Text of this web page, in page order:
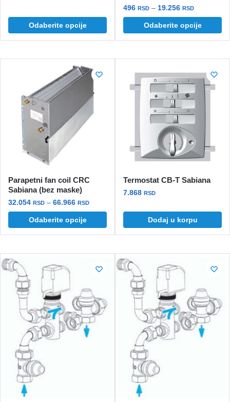
do
Odaberite opcije
proizvod
ima
više
izabrane
stranici
proizvoda.
496 RSD – 19.256 RSDRaspon
cena:
od
496 rsd
Odaberite opcije
više
varijanti.
Opcije
izabrane
stranici
proizvoda.
Parapetni fan coil CRC
Sabiana (bez maske)
32.054 RSD – 66.966 RSDRaspon
cena:
32.054 rsd
66.966 rsd
Odaberite opcije
više
varijanti.
Opcije
mogu
izabrane
stranici
proizvoda.
Termostat CB-T Sabiana
7.868 RSD
Dodaj u korpu